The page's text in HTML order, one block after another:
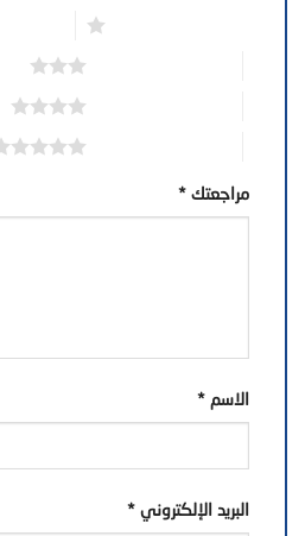
مراجعتك *
الاسم *
البريد الإلكتروني *